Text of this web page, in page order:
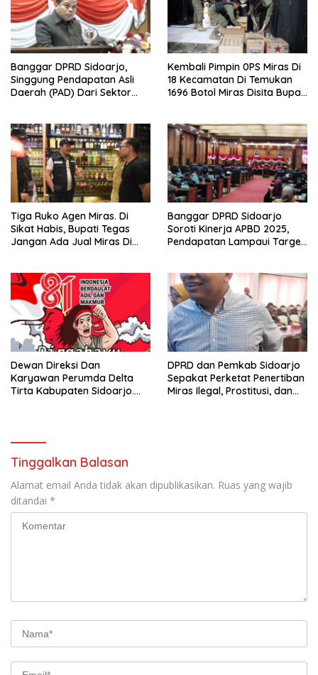
Banggar DPRD Sidoarjo,
Singgung Pendapatan Asli
Daerah (PAD) Dari Sektor
Evaluasi Secara Menyeluruh
Kembali Pimpin 0PS Miras Di
18 Kecamatan Di Temukan
1696 Botol Miras Disita Bupati
Tiga Ruko Agen Miras. Di
Sikat Habis, Bupati Tegas
Jangan Ada Jual Miras Di
Banggar DPRD Sidoarjo
Soroti Kinerja APBD 2025,
Pendapatan Lampaui Target
Dewan Direksi Dan
Karyawan Perumda Delta
Tirta Kabupaten Sidoarjo.
Agustus Tahun 2026
DPRD dan Pemkab Sidoarjo
Sepakat Perketat Penertiban
Miras Ilegal, Prostitusi, dan
Tinggalkan Balasan
Alamat email Anda tidak akan dipublikasikan. Ruas yang wajib
ditandai *